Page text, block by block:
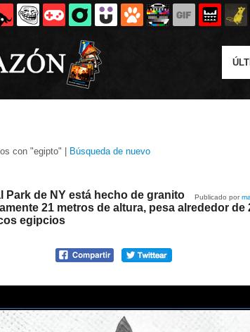
con "egipto" | Búsqueda de nuevo
Publicado por
Park de NY está hecho de granito
21 metros de altura, pesa alrededor de
egipcios